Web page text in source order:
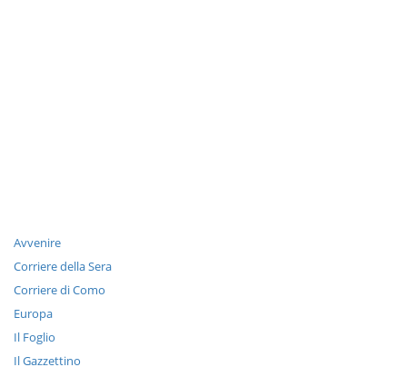
Avvenire
Corriere della Sera
Corriere di Como
Europa
Il Foglio
Il Gazzettino